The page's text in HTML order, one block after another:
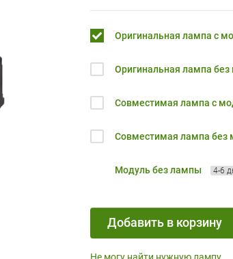
Оригинальная лампа с
Оригинальная лампа без
Совместимая лампа с
Совместимая лампа без
Модуль без лампы 4-6
Добавить в корзину
Не могу найти нужную лампу